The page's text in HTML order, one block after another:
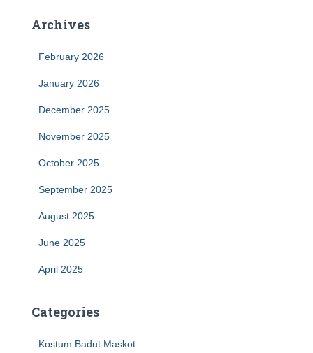
Archives
February 2026
January 2026
December 2025
November 2025
October 2025
September 2025
August 2025
June 2025
April 2025
Categories
Kostum Badut Maskot